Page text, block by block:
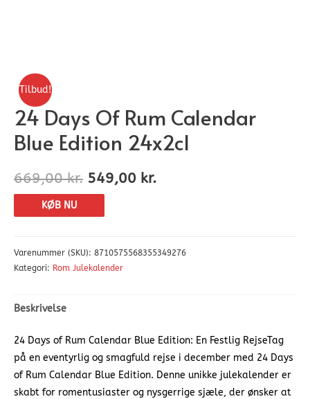
Tilbud!
24 Days Of Rum Calendar
Blue Edition 24x2cl
669,00kr. 549,00 kr.
KØB NU
Varenummer (SKU): 8710575568355349276
Kategori: Rom Julekalender
Beskrivelse
24 Days of Rum Calendar Blue Edition: En Festlig RejseTag
på en eventyrlig og smagfuld rejse i december med 24 Days
of Rum Calendar Blue Edition. Denne unikke julekalender er
skabt for romentusiaster og nysgerrige sjæle, der ønsker at